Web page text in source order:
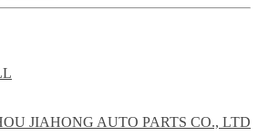
JIAHONG AUTO PARTS CO., LTD